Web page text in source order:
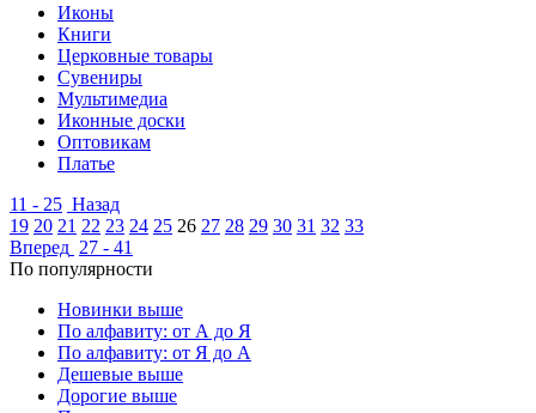
Иконы
Книги
Церковные товары
Сувениры
Мультимедиа
Иконные доски
Оптовикам
Платье
11 - 25 Назад
19 20 21 22 23 24 25 26 27 28 29 30 31 32 33
Вперед 27 - 41
По популярности
Новинки выше
По алфавиту: от А до Я
По алфавиту: от Я до А
Дешевые выше
Дорогие выше